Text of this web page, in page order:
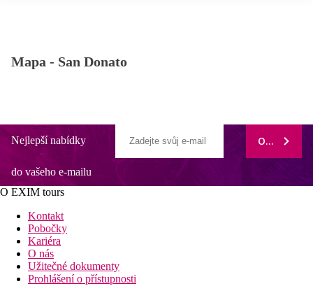
Mapa - San Donato
Nejlepší nabídky
do vašeho e-mailu
ODEBÍRAT
O EXIM tours
Kontakt
Pobočky
Kariéra
O nás
Užitečné dokumenty
Prohlášení o přístupnosti